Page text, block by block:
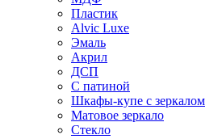
Пластик
Alvic Luxe
Эмаль
Акрил
ДСП
С патиной
Шкафы-купе с зеркалом
Матовое зеркало
Стекло